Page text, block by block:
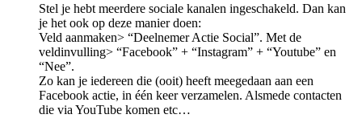
Stel je hebt meerdere sociale kanalen ingeschakeld. Dan kan
je het ook op deze manier doen:
Veld aanmaken> “Deelnemer Actie Social”. Met de
veldinvulling> “Facebook” + “Instagram” + “Youtube” en
“Nee”.
Zo kan je iedereen die (ooit) heeft meegedaan aan een
Facebook actie, in één keer verzamelen. Alsmede contacten
die via YouTube komen etc…